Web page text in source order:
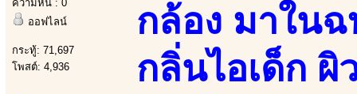
ความหื่น : 0
ออฟไลน์
กระทู้: 71,697
โพสต์: 4,936
กล้อง มาใน
กลิ่นไอเด็ก ผิ